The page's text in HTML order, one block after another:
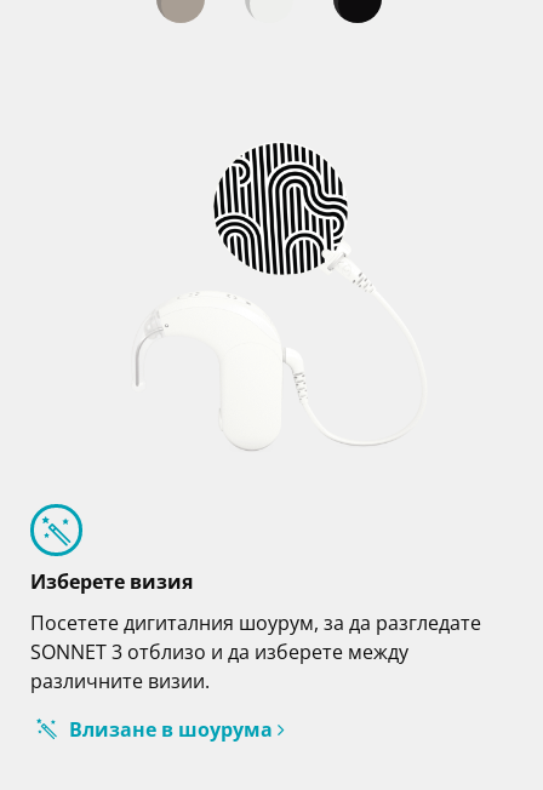
Изберете визия
Посетете дигиталния шоурум, за да разгледате
SONNET 3 отблизо и да изберете между
различните визии.
Влизане в шоурума